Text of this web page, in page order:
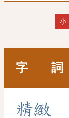
小
字 詞
精緻